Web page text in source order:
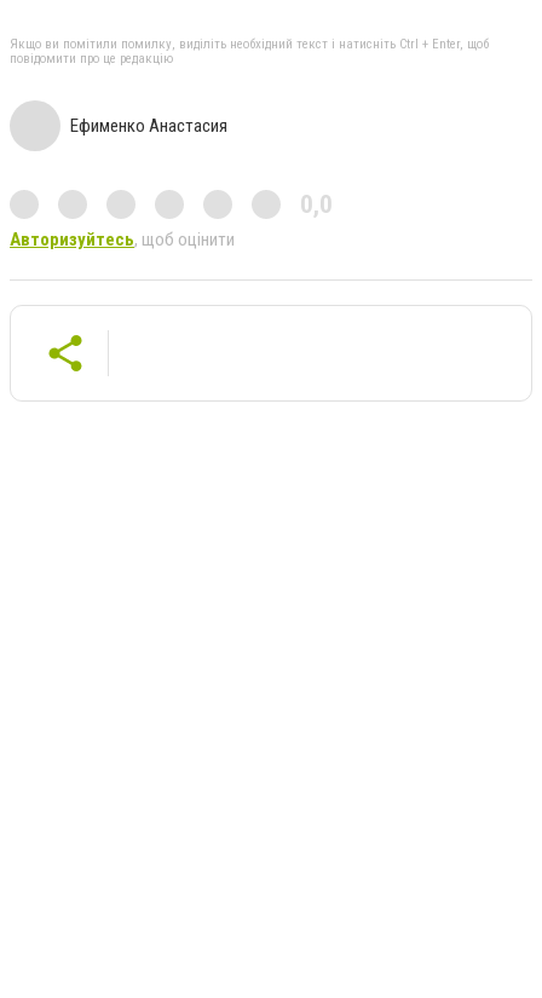
Якщо ви помітили помилку, виділіть необхідний текст і натисніть Ctrl + Enter, щоб
повідомити про це редакцію
Ефименко Анастасия
0,0
Авторизуйтесь, щоб оцінити